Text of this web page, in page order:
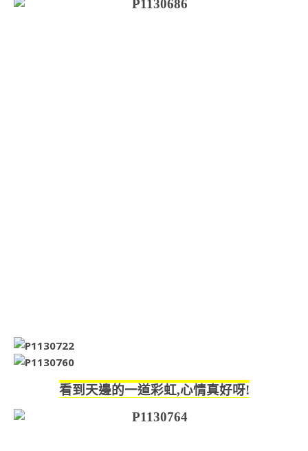
看到天邊的一道彩虹,心情真好呀!